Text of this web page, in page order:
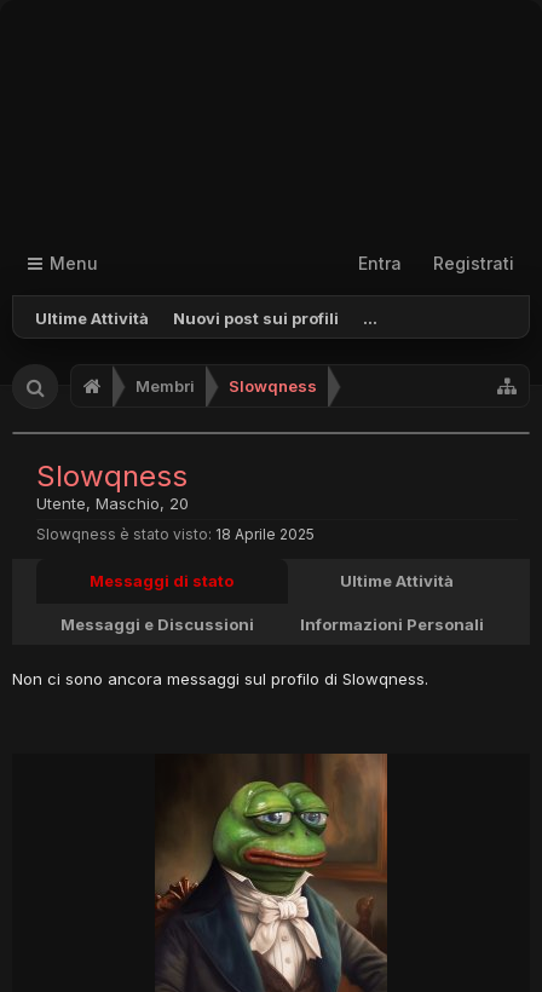
Menu
Ultime Attività Nuovi post sui profili ...
Entra Registrati
Membri Slowqness
Slowqness
Utente, Maschio, 20
Slowqness è stato visto: 18 Aprile 2025
Messaggi di stato Ultime Attività
Messaggi e Discussioni Informazioni Personali
Non ci sono ancora messaggi sul profilo di Slowqness.